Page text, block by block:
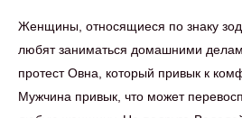
Женщины, относящиеся по знаку
любят заниматься домашними
протест Овна, который привык к
Мужчина привык, что может